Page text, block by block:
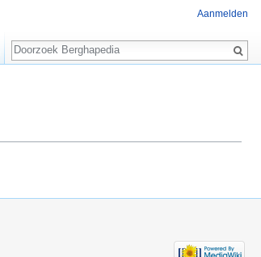
Aanmelden
Zoeken